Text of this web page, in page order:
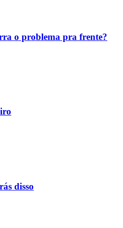
o problema pra frente?
disso